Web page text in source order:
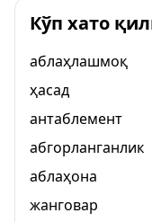
Кўп хато
аблаҳлашмоқ
ҳасад
антаблемент
абгорланганлик
аблаҳона
жанговар